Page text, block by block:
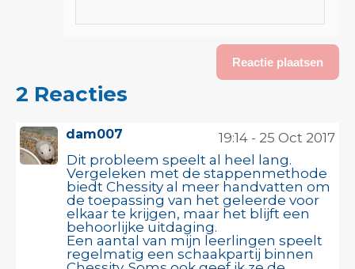
2 Reacties
dam007
19:14 - 25 Oct 2017
Dit probleem speelt al heel lang.
Vergeleken met de stappenmethode
biedt Chessity al meer handvatten om
de toepassing van het geleerde voor
elkaar te krijgen, maar het blijft een
behoorlijke uitdaging.
Een aantal van mijn leerlingen speelt
regelmatig een schaakpartij binnen